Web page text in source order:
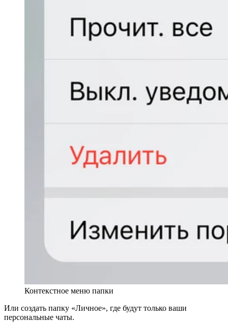
Контекстное меню папки
Или создать папку «Личное», где будут только ваши
персональные чаты.